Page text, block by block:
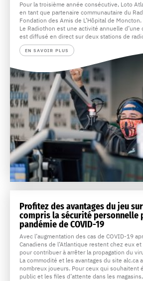
Pour la troisième année consécutive, Loto
en tant que partenaire communautaire du
Fondation des Amis de L’Hôpital de Moncton.
Le Radiothon est une activité annuelle
est diffusé en direct sur deux stations de
EN SAVOIR PLUS
Profitez des avantages du jeu
compris la sécurité personnelle
pandémie de COVID-19
Avec l’augmentation des cas de COVID-19
Canadiens de l’Atlantique restent chez eux
pour contribuer à arrêter la propagation du
La commodité et les avantages du site alc.ca
nombreux joueurs. Pour ceux qui souhaitent
public et les files d’attente dans les magasins,